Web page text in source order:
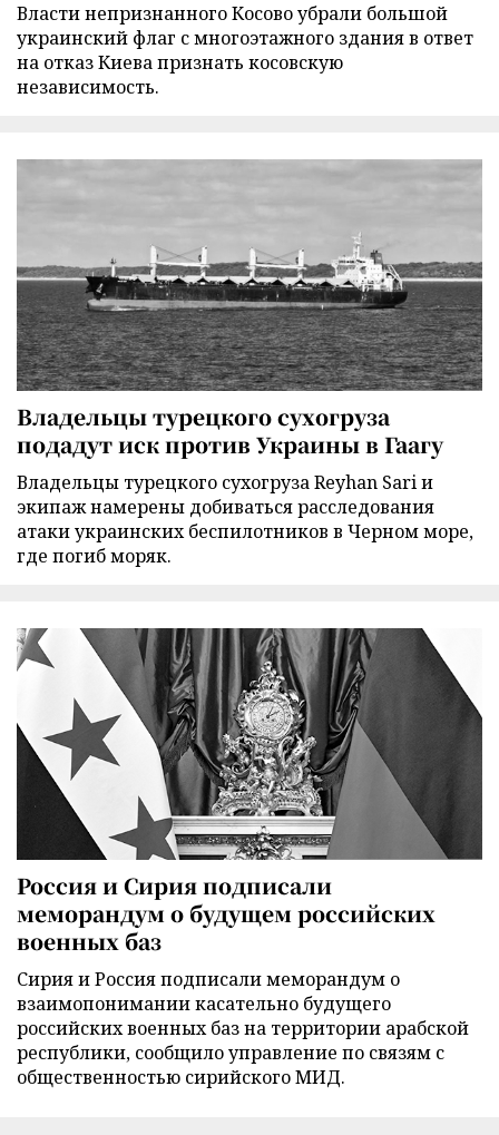
Власти непризнанного Косово убрали большой
украинский флаг с многоэтажного здания в ответ
на отказ Киева признать косовскую
независимость.
Владельцы турецкого сухогруза
подадут иск против Украины в Гаагу
Владельцы турецкого сухогруза Reyhan Sari и
экипаж намерены добиваться расследования
атаки украинских беспилотников в Черном море,
где погиб моряк.
Россия и Сирия подписали
меморандум о будущем российских
военных баз
Сирия и Россия подписали меморандум о
взаимопонимании касательно будущего
российских военных баз на территории арабской
республики, сообщило управление по связям с
общественностью сирийского МИД.